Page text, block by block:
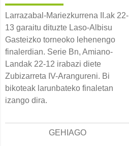
Larrazabal-Mariezkurrena II.ak 22-
13 garaitu dituzte Laso-Albisu
Gasteizko torneoko lehenengo
finalerdian. Serie Bn, Amiano-
Landak 22-12 irabazi diete
Zubizarreta IV-Arangureni. Bi
bikoteak larunbateko finaletan
izango dira.
GEHIAGO